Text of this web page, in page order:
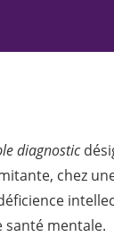
diagnostic
chez
santé mentale.